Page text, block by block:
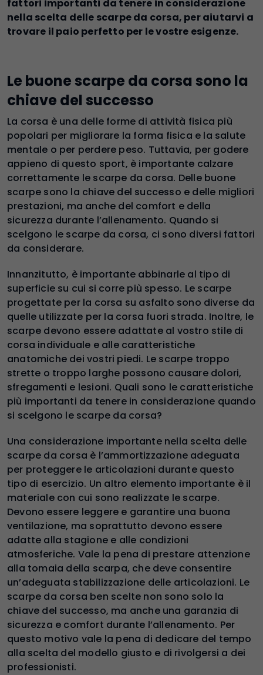
fattori importanti da tenere in considerazione
nella scelta delle scarpe da corsa, per aiutarvi a
trovare il paio perfetto per le vostre esigenze.
Le buone scarpe da corsa sono la
chiave del successo
La corsa è una delle forme di attività fisica più
popolari per migliorare la forma fisica e la salute
mentale o per perdere peso. Tuttavia, per godere
appieno di questo sport, è importante calzare
correttamente le scarpe da corsa. Delle buone
scarpe sono la chiave del successo e delle migliori
prestazioni, ma anche del comfort e della
sicurezza durante l’allenamento. Quando si
scelgono le scarpe da corsa, ci sono diversi fattori
da considerare.
Innanzitutto, è importante abbinarle al tipo di
superficie su cui si corre più spesso. Le scarpe
progettate per la corsa su asfalto sono diverse da
quelle utilizzate per la corsa fuori strada. Inoltre, le
scarpe devono essere adattate al vostro stile di
corsa individuale e alle caratteristiche
anatomiche dei vostri piedi. Le scarpe troppo
strette o troppo larghe possono causare dolori,
sfregamenti e lesioni. Quali sono le caratteristiche
più importanti da tenere in considerazione quando
si scelgono le scarpe da corsa?
Una considerazione importante nella scelta delle
scarpe da corsa è l’ammortizzazione adeguata
per proteggere le articolazioni durante questo
tipo di esercizio. Un altro elemento importante è il
materiale con cui sono realizzate le scarpe.
Devono essere leggere e garantire una buona
ventilazione, ma soprattutto devono essere
adatte alla stagione e alle condizioni
atmosferiche. Vale la pena di prestare attenzione
alla tomaia della scarpa, che deve consentire
un’adeguata stabilizzazione delle articolazioni. Le
scarpe da corsa ben scelte non sono solo la
chiave del successo, ma anche una garanzia di
sicurezza e comfort durante l’allenamento. Per
questo motivo vale la pena di dedicare del tempo
alla scelta del modello giusto e di rivolgersi a dei
professionisti.